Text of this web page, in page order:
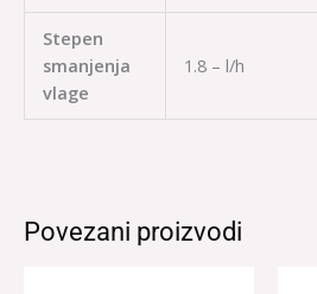
Stepen
smanjenja
vlage
1.8 – l/h
Povezani proizvodi